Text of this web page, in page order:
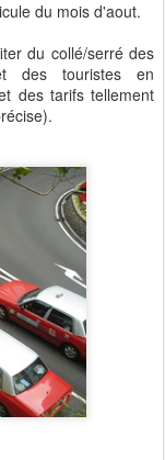
du mois d'aout.
du collé/serré des
des touristes en
des tarifs tellement